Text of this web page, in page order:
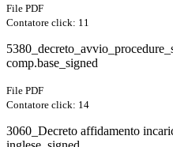
File PDF
Contatore click: 11
comp.base_signed
File PDF
Contatore click: 14
3060_Decreto affidamento